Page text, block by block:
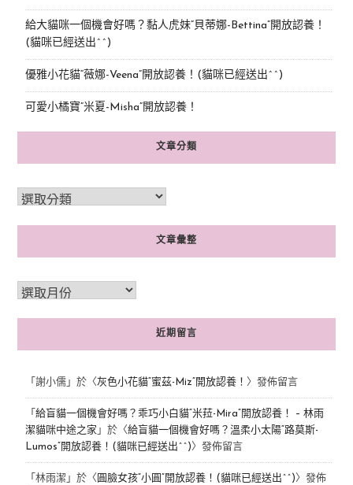
給大貓咪一個機會好嗎？黏人虎妹“貝蒂娜-Bettina”開放認養！
(貓咪已經送出^^)
優雅小花貓“薇娜-Veena”開放認養！(貓咪已經送出^^)
可愛小橘寶”米夏-Misha”開放認養！
文章分類
文章彙整
近期留言
「 謝小儒」於〈灰色小花貓“蜜茲-Miz”開放認養！ 〉發佈留言
「 給盲貓一個機會好嗎？乖巧小白貓“米菈-Mira”開放認養！ – 林雨
潔貓咪中途之家 」於〈給盲貓一個機會好嗎？溫柔小太陽“路莫斯-
Lumos”開放認養！(貓咪已經送出^^)〉發佈留言
「 林雨潔 」於〈 圓臉女孩“小圓”開放認養！(貓咪已經送出^^)〉發佈